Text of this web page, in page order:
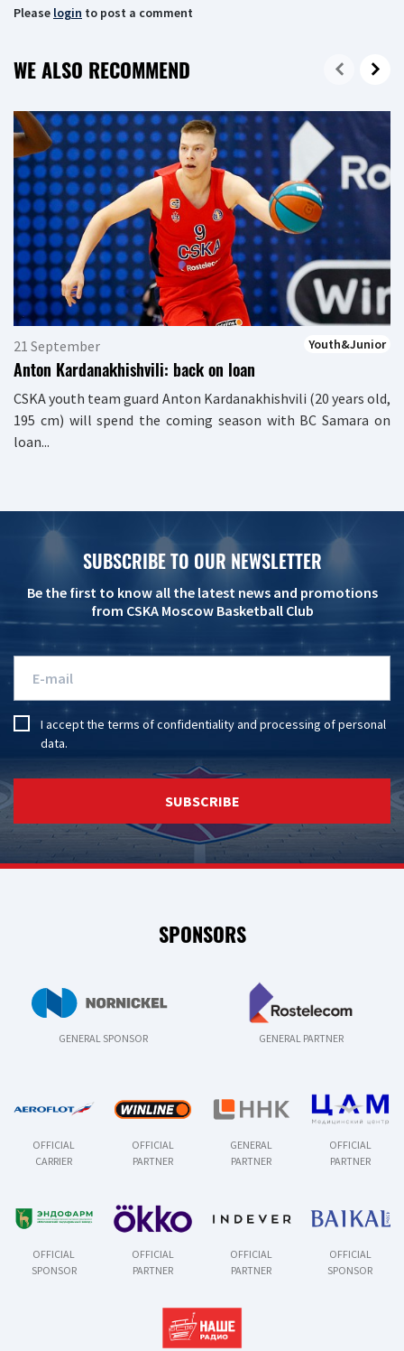
Please login to post a comment
WE ALSO RECOMMEND
21 September Youth&Junior
Anton Kardanakhishvili: back on loan
CSKA youth team guard Anton Kardanakhishvili (20 years old,
195 cm) will spend the coming season with BC Samara on
loan...
SUBSCRIBE TO OUR NEWSLETTER
Be the first to know all the latest news and promotions
from CSKA Moscow Basketball Club
I accept the terms of confidentialityandprocessing of personal
data.
SUBSCRIBE
SPONSORS
GENERAL SPONSOR GENERAL PARTNER
OFFICIAL
CARRIER
OFFICIAL
PARTNER
GENERAL
PARTNER
OFFICIAL
PARTNER
OFFICIAL
SPONSOR
OFFICIAL
PARTNER
OFFICIAL
PARTNER
OFFICIAL
SPONSOR